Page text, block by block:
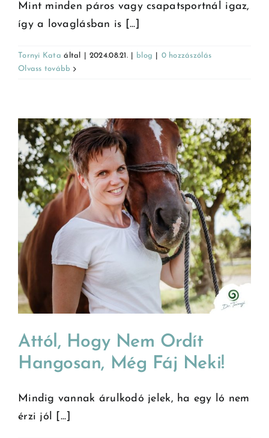
Mint minden páros vagy csapatsportnál igaz,
így a lovaglásban is [...]
Tornyi Kata által 2024.08.21. blog
0 hozzászólás
Olvass tovább
Attól, Hogy Nem Ordít
Hangosan, Még Fáj Neki!
Mindig vannak árulkodó jelek, ha egy ló nem
érzi jól [...]